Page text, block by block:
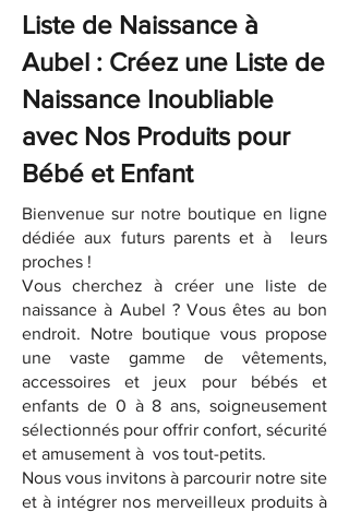
Liste de Naissance à
Aubel : Créez une Liste de
Naissance Inoubliable
avec Nos Produits pour
Bébé et Enfant
Bienvenue sur notre boutique en ligne
dédiée aux futurs parents et à leurs
proches !
Vous cherchez à créer une liste de
naissance à Aubel ? Vous êtes au bon
endroit. Notre boutique vous propose
une vaste gamme de vêtements,
accessoires et jeux pour bébés et
enfants de 0 à 8 ans, soigneusement
sélectionnés pour offrir confort, sécurité
et amusement à vos tout-petits.
Nous vous invitons à parcourir notre site
et à intégrer nos merveilleux produits à